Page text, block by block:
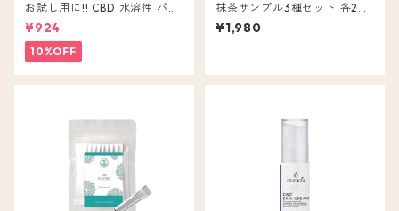
お試し用に!! CBD 水溶性 パウ
ダー 5本入 CBD ( 含有量 1包 2
0mg ) 粉末 無味無色
¥924
10%OFF
抹茶サンプル3種セット 各20
g
¥1,980